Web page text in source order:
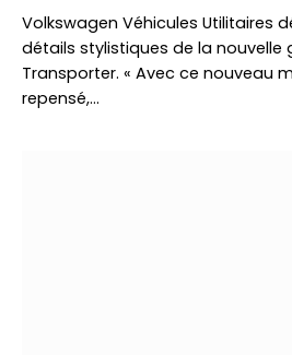
Volkswagen Véhicules Utilitaires
détails stylistiques de la nouvelle
Transporter. « Avec ce nouveau
repensé,…